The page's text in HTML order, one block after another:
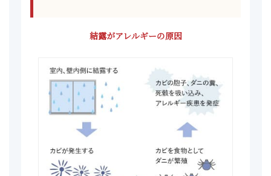
結露がアレルギーの原因